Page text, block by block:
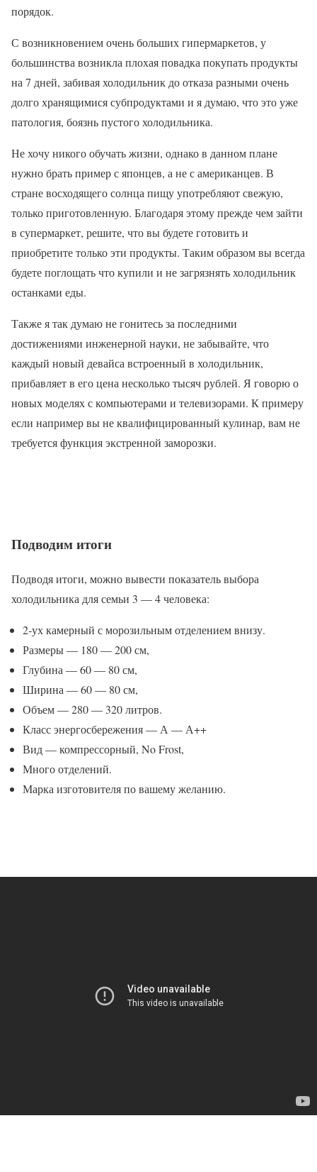
порядок.
С возникновением очень больших гипермаркетов, у
большинства возникла плохая повадка покупать продукты
на 7 дней, забивая холодильник до отказа разными очень
долго хранящимися субпродуктами и я думаю, что это уже
патология, боязнь пустого холодильника.
Не хочу никого обучать жизни, однако в данном плане
нужно брать пример с японцев, а не с американцев. В
стране восходящего солнца пищу употребляют свежую,
только приготовленную. Благодаря этому прежде чем зайти
в супермаркет, решите, что вы будете готовить и
приобретите только эти продукты. Таким образом вы всегда
будете поглощать что купили и не загрязнять холодильник
останками еды.
Также я так думаю не гонитесь за последними
достижениями инженерной науки, не забывайте, что
каждый новый девайса встроенный в холодильник,
прибавляет в его цена несколько тысяч рублей. Я говорю о
новых моделях с компьютерами и телевизорами. К примеру
если например вы не квалифицированный кулинар, вам не
требуется функция экстренной заморозки.
Подводим итоги
Подводя итоги, можно вывести показатель выбора
холодильника для семьи 3 — 4 человека:
2-ух камерный с морозильным отделением внизу.
Размеры — 180 — 200 см,
Глубина — 60 — 80 см,
Ширина — 60 — 80 см,
Объем — 280 — 320 литров.
Класс энергосбережения — А — А++
Вид — компрессорный, No Frost,
Много отделений.
Марка изготовителя по вашему желанию.